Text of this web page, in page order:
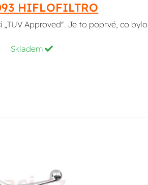
HIFLOFILTRO
Approved". Je to poprvé, co bylo
Skladem